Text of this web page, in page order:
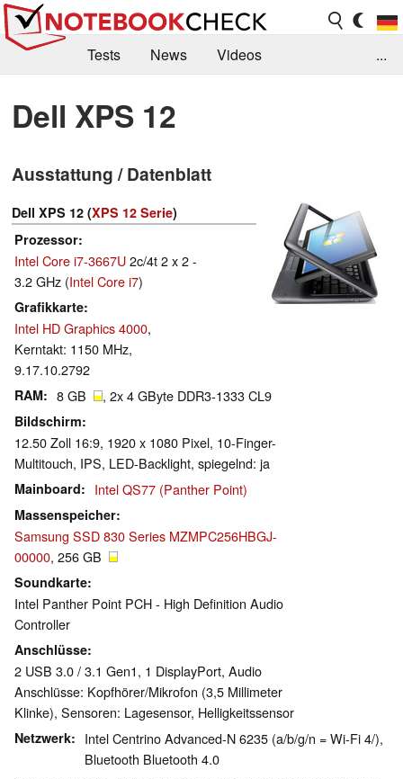
Tests News
Videos
Kaufberatung
Deals
Forum
...
Dell XPS 12
Ausstattung / Datenblatt
Dell XPS 12 (XPS 12 Serie)
Prozessor
Intel Core i7-3667U2c/4t 2 x 2 -
3.2 GHz (Intel Core i7)
Grafikkarte
Intel HD Graphics 4000,
Kerntakt: 1150 MHz,
9.17.10.2792
RAM 8 GB , 2x 4 GByte DDR3-1333 CL9
Bildschirm
12.50 Zoll 16:9, 1920 x 1080 Pixel, 10-Finger-
Multitouch, IPS, LED-Backlight, spiegelnd: ja
Mainboard Intel QS77 (Panther Point)
Massenspeicher
Samsung SSD 830 Series MZMPC256HBGJ-
00000, 256 GB
Soundkarte
Intel Panther Point PCH - High Definition Audio
Controller
Anschlüsse
2 USB 3.0 / 3.1 Gen1, 1 DisplayPort, Audio
Anschlüsse: Kopfhörer/Mikrofon (3,5 Millimeter
Klinke), Sensoren: Lagesensor, Helligkeitssensor
Netzwerk
Intel Centrino Advanced-N 6235 (a/b/g/n = Wi-Fi 4/),
Bluetooth Bluetooth 4.0